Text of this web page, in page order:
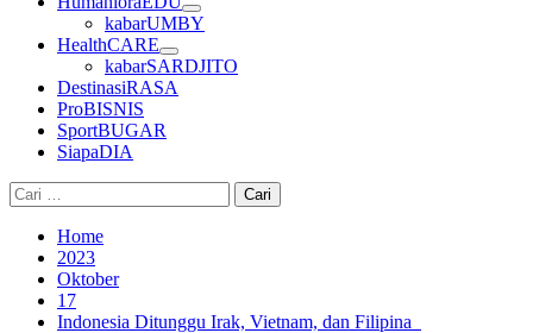
kabarUMBY
HealthCARE
kabarSARDJITO
DestinasiRASA
ProBISNIS
SportBUGAR
SiapaDIA
Cari
untuk:
Home
2023
Oktober
17
Indonesia Ditunggu Irak, Vietnam, dan Filipina